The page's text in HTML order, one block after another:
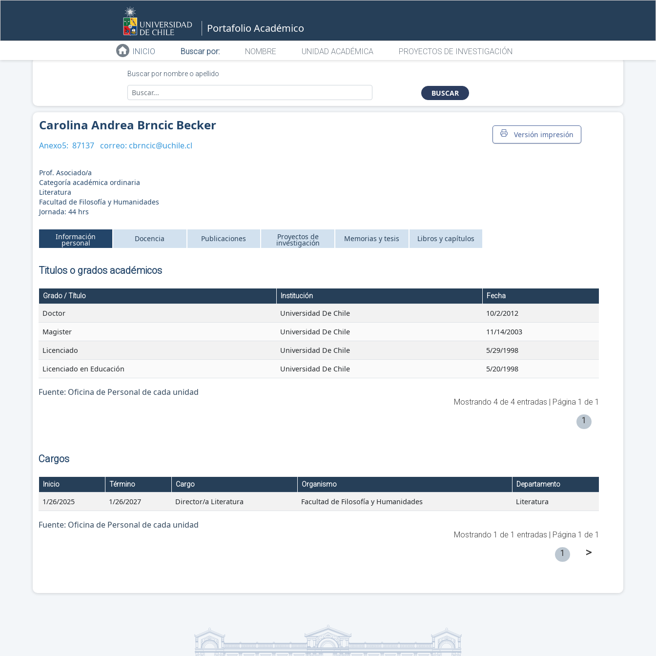
Portafolio Académico
INICIO Buscar por: NOMBRE UNIDAD ACADÉMICA PROYECTOS DE INVESTIGACIÓN
Buscar por nombre o apellido
BUSCAR
Versión impresión
Carolina Andrea Brncic Becker
Anexo5:87137 correo: cbrncic@uchile.cl
Prof. Asociado/a
Categoría académica ordinaria
Literatura
Facultad de Filosofía y Humanidades
Jornada:44 hrs
Información
personal Docencia Publicaciones Proyectos de
investigación Memorias y tesis Libros y capítulos
Titulos o grados académicos
Grado / Título Institución Fecha
Doctor Universidad De Chile
10/2/2012
Magister
Universidad De Chile
11/14/2003
Licenciado
Universidad De Chile
5/29/1998
Licenciado en Educación
Universidad De Chile 5/20/1998
Fuente: Oficina de Personal de cada unidad
Mostrando4 de4 entradas | Página 1 de 1
1
Cargos
Inicio Término Cargo Organismo Departamento
1/26/2025 1/26/2027 Director/a Literatura Facultad de Filosofía y Humanidades Literatura
Fuente: Oficina de Personal de cada unidad
Mostrando 1 de 1 entradas | Página 1 de 1
1
>